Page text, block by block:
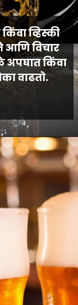
व्हिस्की
विचार
अपघात किंवा
चुकीचे निर्णय घेण्याचा धोका वाढतो.